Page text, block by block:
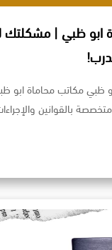
ابو ظبي | مشكلتك
ظبي مكاتب محاماة ابو
بالقوانين